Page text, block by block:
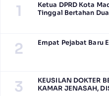
1
Ketua DPRD Kota
Tinggal Bertahan
2 Empat Pejabat Baru
3
KEUSILAN DOKTER
KAMAR JENASAH,